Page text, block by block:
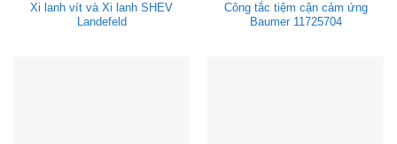
Xi lanh vít và Xi lanh SHEV
Landefeld
Công tắc tiệm cận cảm ứng
Baumer 11725704